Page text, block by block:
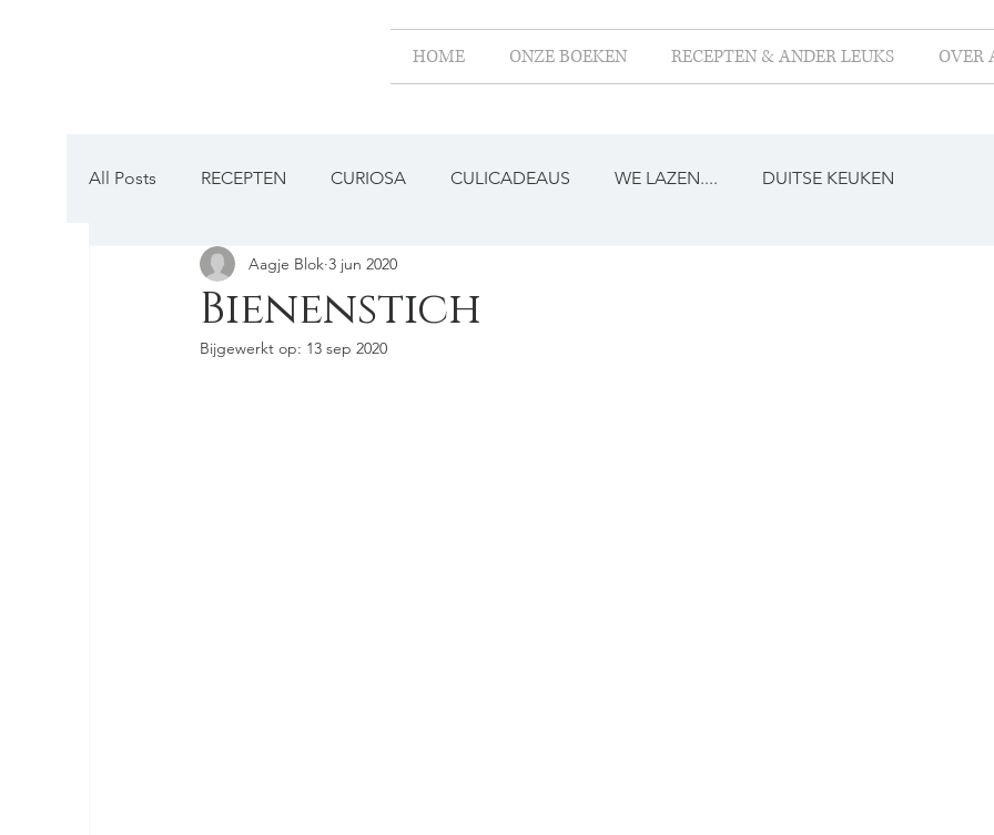
HOME ONZE BOEKEN RECEPTEN & ANDER LEUKS OVER
All Posts RECEPTEN CURIOSA CULICADEAUS WE LAZEN.... DUITSE KEUKEN
BESTAAT DAT NOG?
Bienenstich
Aagje Blok 3 jun 2020
Bijgewerkt op: 13 sep 2020